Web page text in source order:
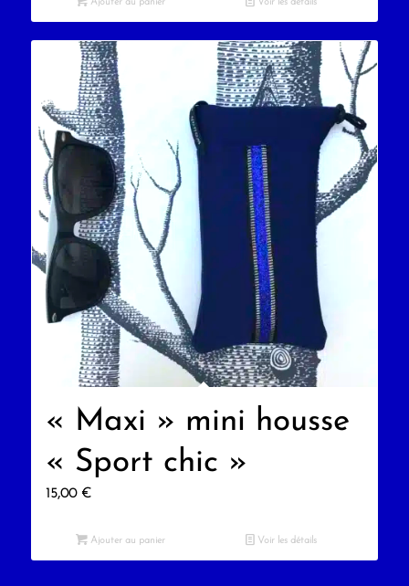
Ajouter au panier Voir les détails
« Maxi » mini housse
« Sport chic »
15,00 €
Ajouter au panier Voir les détails